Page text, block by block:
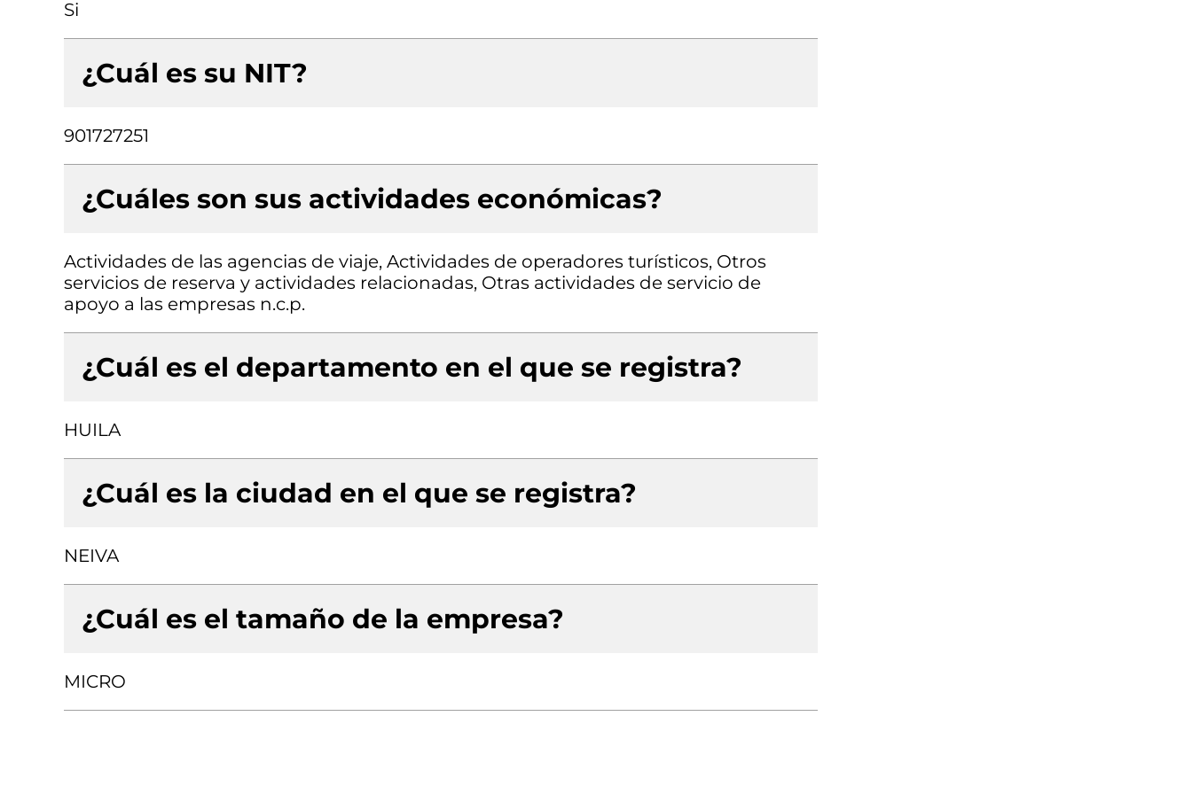
Si
¿Cuál es su NIT?
901727251
¿Cuáles son sus actividades económicas?
Actividades de las agencias de viaje, Actividades de operadores turísticos, Otros
servicios de reserva y actividades relacionadas, Otras actividades de servicio de
apoyo a las empresas n.c.p.
¿Cuál es el departamento en el que se registra?
HUILA
¿Cuál es la ciudad en el que se registra?
NEIVA
¿Cuál es el tamaño de la empresa?
MICRO